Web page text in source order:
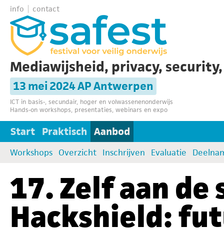
info contact
Mediawijsheid, privacy,
13 mei 2024 AP Antwerpen
ICT in basis-, secundair, hoger en volwassenenonderwijs
Hands-on workshops, presentaties, webinars en expo
Start Praktisch Aanbod
Workshops Overzicht Inschrijven Evaluatie
17. Zelf aan de
Hackshield: